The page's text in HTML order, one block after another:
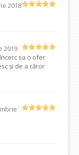
2018
Evaluat la
5din 5
2019
sa o ofer
și de a căror